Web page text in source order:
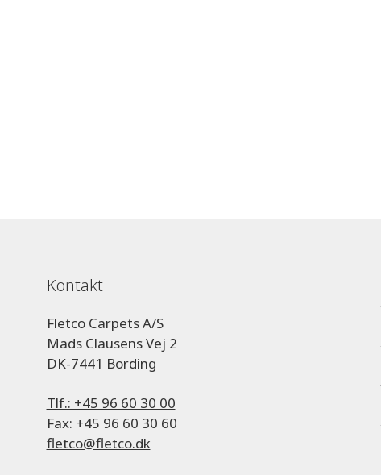
Kontakt
Fletco Carpets A/S
Mads Clausens Vej 2
DK-7441 Bording
Tlf.: +45 96 60 30 00
Fax: +45 96 60 30 60
fletco@fletco.dk